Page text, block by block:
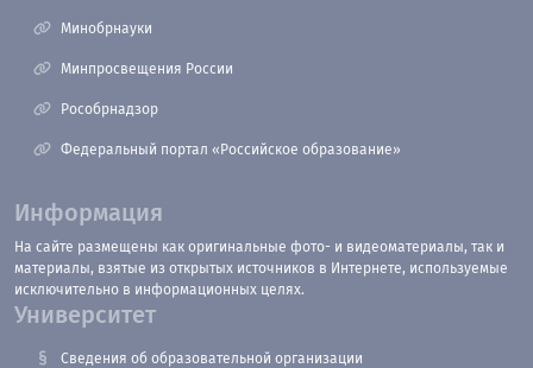
Минобрнауки
Минпросвещения России
Рособрнадзор
Федеральный портал «Российское образование»
Информация
На сайте размещены как оригинальные фото- и видеоматериалы, так и
материалы, взятые из открытых источников в Интернете, используемые
исключительно в информационных целях.
Университет
Сведения об образовательной организации